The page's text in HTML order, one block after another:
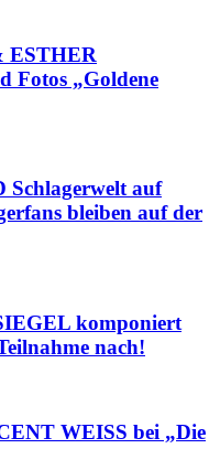
ESTHER
Fotos „Goldene
Schlagerwelt auf
bleiben auf der
komponiert
nach!
WEISS bei „Die